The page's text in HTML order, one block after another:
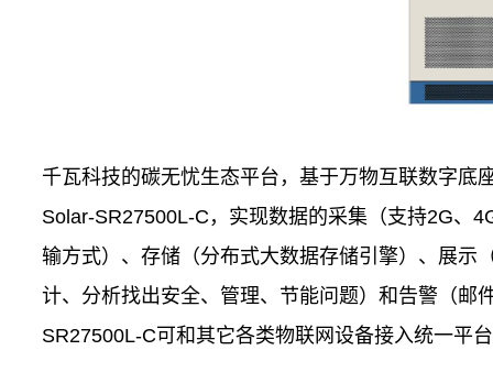
千瓦科技的碳无忧生态平台，基于万物互联数字底
Solar-SR27500L-C，实现数据的采集（支持2G、
输方式）、存储（分布式大数据存储引擎）、展示
计、分析找出安全、管理、节能问题）和告警（邮
SR27500L-C可和其它各类物联网设备接入统一平